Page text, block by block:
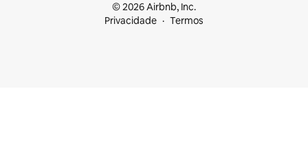
© 2026 Airbnb, Inc.
Privacidade
Termos